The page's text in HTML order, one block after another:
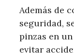
Además de
seguridad,
pinzas en
evitar